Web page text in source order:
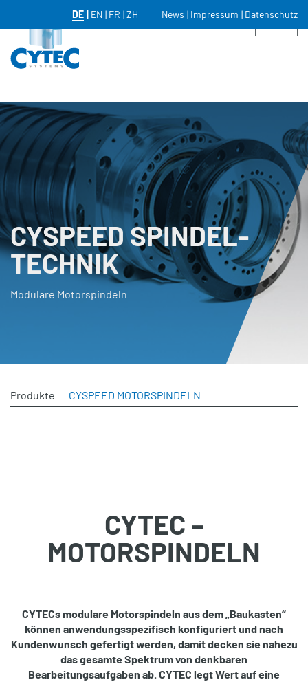
DE EN FR ZH News Impressum Datenschutz
CYSPEED SPINDEL­
TECHNIK
Modulare Motorspindeln
Produkte CYSPEED MOTORSPINDELN
CYTEC –
MOTORSPINDELN
CYTECs modulare Motorspindeln aus dem „Baukasten“
können anwendungsspezifisch konfiguriert und nach
Kundenwunsch gefertigt werden, damit decken sie nahezu
das gesamte Spektrum von denkbaren
Bearbeitungsaufgaben ab. CYTEC legt Wert auf eine